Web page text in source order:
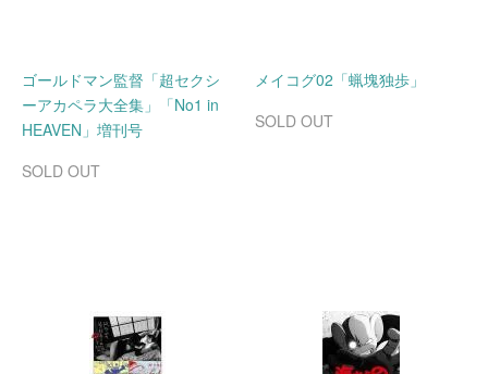
ゴールドマン監督「超セクシ
ーアカペラ大全集」「No1 in
HEAVEN」増刊号
SOLD OUT
メイコグ02「蝋塊独歩」
SOLD OUT